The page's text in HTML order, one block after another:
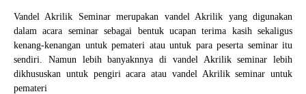
Vandel Akrilik Seminar merupakan vandel Akrilik yang digunakan
dalam acara seminar sebagai bentuk ucapan terima kasih sekaligus
kenang-kenangan untuk pemateri atau untuk para peserta seminar itu
sendiri. Namun lebih banyaknnya di vandel Akrilik seminar lebih
dikhususkan untuk pengiri acara atau vandel Akrilik seminar untuk
pemateri